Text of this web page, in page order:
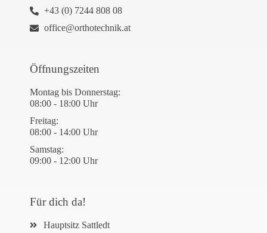
+43 (0) 7244 808 08
office@orthotechnik.at
Öffnungszeiten
Montag bis Donnerstag:
08:00 - 18:00 Uhr
Freitag:
08:00 - 14:00 Uhr
Samstag:
09:00 - 12:00 Uhr
Für dich da!
Hauptsitz Sattledt